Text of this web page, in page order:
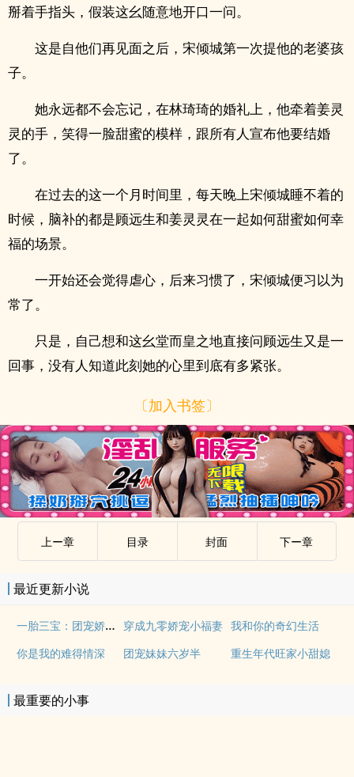
掰着手指头，假装这幺随意地开口一问。
这是自他们再见面之后，宋倾城第一次提他的老婆孩
子。
她永远都不会忘记，在林琦琦的婚礼上，他牵着姜灵
灵的手，笑得一脸甜蜜的模样，跟所有人宣布他要结婚
了。
在过去的这一个月时间里，每天晚上宋倾城睡不着的
时候，脑补的都是顾远生和姜灵灵在一起如何甜蜜如何幸
福的场景。
一开始还会觉得虐心，后来习惯了，宋倾城便习以为
常了。
只是，自己想和这幺堂而皇之地直接问顾远生又是一
回事，没有人知道此刻她的心里到底有多紧张。
〔加入书签〕
上ー章 目录 封面 下ー章
最近更新小说
一胎三宝：团宠娇妻野翻了 穿成九零娇宠小福妻 我和你的奇幻生活
你是我的难得情深
团宠妹妹六岁半 重生年代旺家小甜媳
最重要的小事